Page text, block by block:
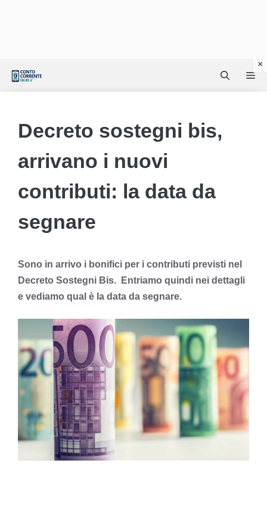
Decreto sostegni bis,
arrivano i nuovi
contributi: la data da
segnare
Sono in arrivo i bonifici per i contributi previsti nel
Decreto Sostegni Bis. Entriamo quindi nei dettagli
e vediamo qual è la data da segnare.